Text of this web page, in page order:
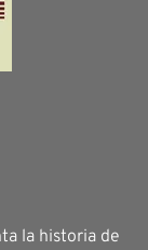
la historia de